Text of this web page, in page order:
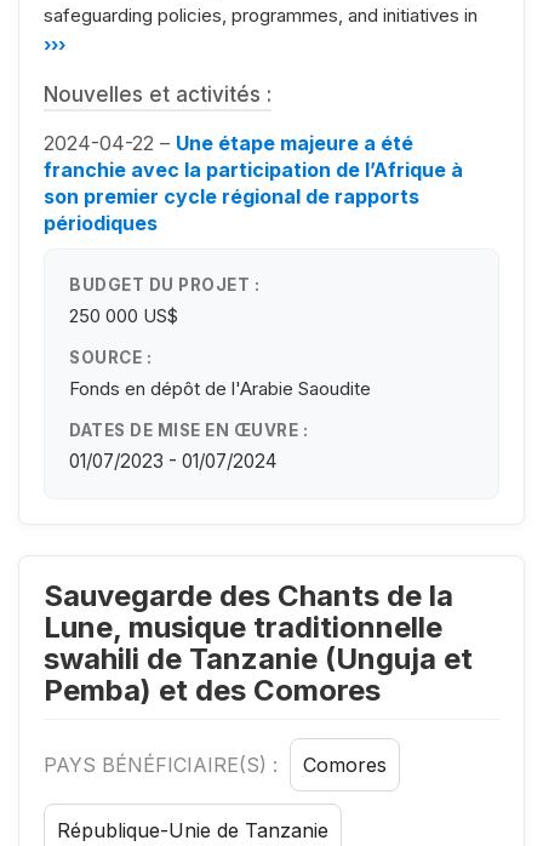
safeguarding policies, programmes, and initiatives in
›››
Nouvelles et activités :
2024-04-22 – Une étape majeure a été
franchie avec la participation de l’Afrique à
son premier cycle régional de rapports
périodiques
BUDGET DU PROJET :
250 000 US$
SOURCE :
Fonds en dépôt de l'Arabie Saoudite
DATES DE MISE EN ŒUVRE :
01/07/2023 - 01/07/2024
Sauvegarde des Chants de la
Lune, musique traditionnelle
swahili de Tanzanie (Unguja et
Pemba) et des Comores
PAYS BÉNÉFICIAIRE(S) : Comores
République-Unie de Tanzanie